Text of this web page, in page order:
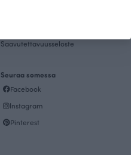
Saavutettavuusseloste
Seuraa somessa
Facebook
Instagram
Pinterest